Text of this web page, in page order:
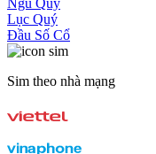
Ngũ Quý
Lục Quý
Đầu Số Cổ
Sim theo nhà mạng